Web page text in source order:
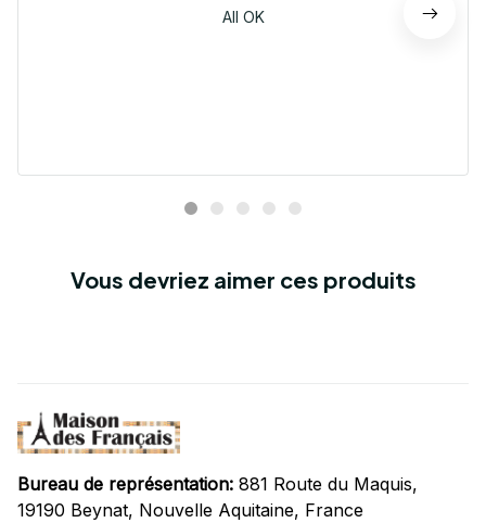
All OK
Vous devriez aimer ces produits
Bureau de représentation: 881 Route du Maquis,
19190 Beynat, Nouvelle Aquitaine, France